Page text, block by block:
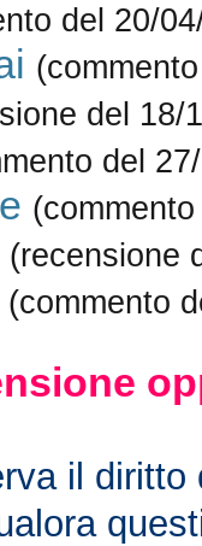
del 20/
del 18/
del
(recensione
(commento
il diritto